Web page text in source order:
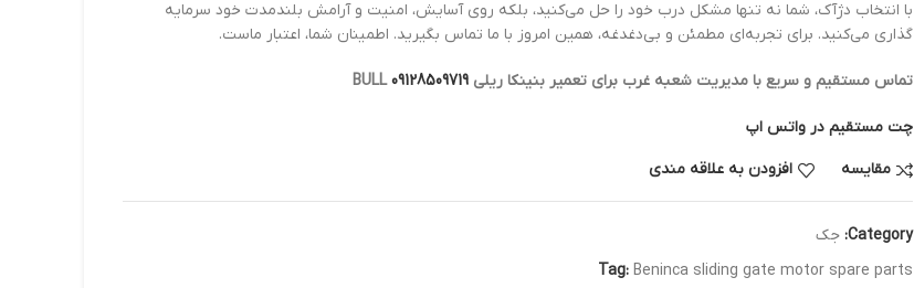
با انتخاب دژآک، شما نه تنها مشکل درب خود را حل می‌کنید، بلکه روی آسایش، امنیت و آرامش بلندمدت خود سرمایه
گذاری می‌کنید. برای تجربه‌ای مطمئن و بی‌دغدغه، همین امروز با ما تماس بگیرید. اطمینان شما، اعتبار ماست.
تماس مستقیم و سریع با مدیریت شعبه غرب برای تعمیر بنینکا ریلی BULL09128509719
چت مستقیم در واتس اپ
مقایسه افزودن به علاقه مندی
Category: جک
Tag: Beninca sliding gate motor spare parts